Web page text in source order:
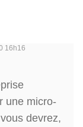
16h16
une micro-
devrez,